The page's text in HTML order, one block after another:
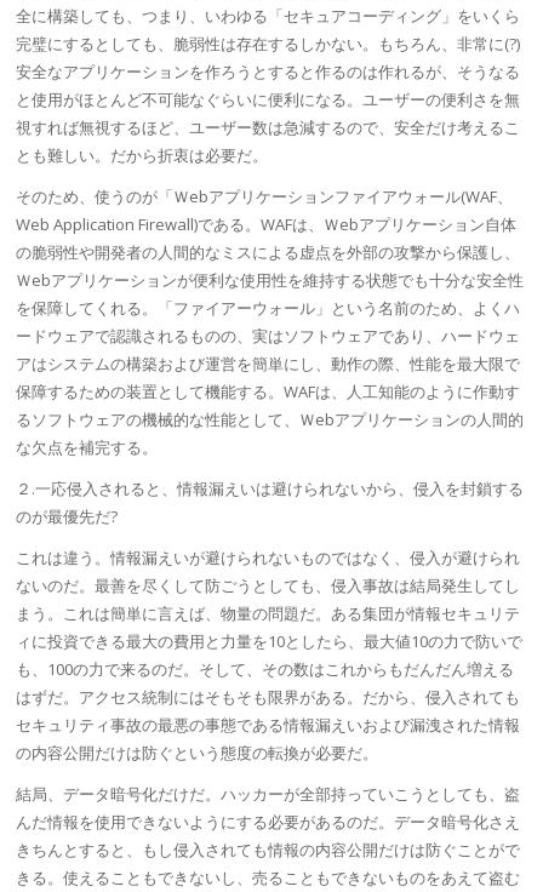
全に構築しても、つまり、いわゆる「セキュアコーディング」をいくら
完璧にするとしても、 脆弱性は存在するしかない。もちろん、非常に(?)
安全なアプリケーションを作ろうとすると作るのは作れるが、そうなる
と使用がほとんど不可能なぐらいに便利になる。ユーザーの便利さを無
視すれば無視するほど、ユーザー数は急減するので、安全だけ考えるこ
とも難しい。だから折衷は必要だ。
そのため、使うのが「Ｗebアプリケーションファイアウォール(WAF、
Web Application Firewall)である。WAFは、Ｗebアプリケーション自体
の脆弱性や開発者の人間的なミスによる虚点を外部の攻撃から保護し、
Ｗebアプリケーションが便利な使用性を維持する状態でも十分な安全性
を保障してくれる。「ファイアーウォール」という名前のため、よくハ
ードウェアで認識されるものの、実はソフトウェアであり、ハードウェ
アはシステムの構築および運営を簡単にし、動作の際、性能を最大限で
保障するための装置として機能する。WAFは、 人工知能のように作動す
るソフトウェアの機械的な性能として、Ｗebアプリケーションの人間的
な欠点を補完する。
２.一応侵入されると、情報漏えいは避けられないから、侵入を封鎖する
のが最優先だ?
これは違う。情報漏えいが避けられないものではなく、侵入が避けられ
ないのだ。最善を尽くして防ごうとしても、侵入事故は結局発生してし
まう。これは簡単に言えば、物量の問題だ。ある集団が情報セキュリテ
ィに投資できる最大の費用と力量を10としたら、最大値10の力で防いで
も、100の力で来るのだ。そして、その数はこれからもだんだん増える
はずだ。アクセス統制にはそもそも限界がある。だから、侵入されても
セキュリティ事故の最悪の事態である情報漏えいおよび漏洩された情報
の内容公開だけは防ぐという態度の転換が必要だ。
結局、データ暗号化だけだ。ハッカーが全部持っていこうとしても、盗
んだ情報を使用できないようにする必要があるのだ。データ暗号化さえ
きちんとすると、もし侵入されても情報の内容公開だけは防ぐことがで
きる。使えることもできないし、売ることもできないものをあえて盗む